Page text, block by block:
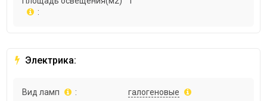
:
Электрика:
Вид ламп : галогеновые